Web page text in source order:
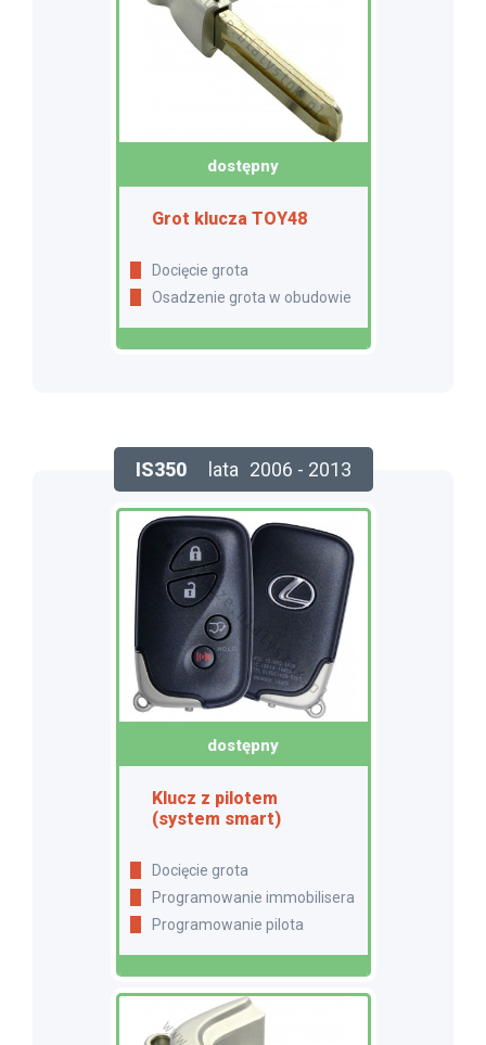
dostępny
Grot klucza TOY48
Docięcie grota
Osadzenie grota w obudowie
IS350 lata 2006 - 2013
dostępny
Klucz z pilotem
(system smart)
Docięcie grota
Programowanie immobilisera
Programowanie pilota